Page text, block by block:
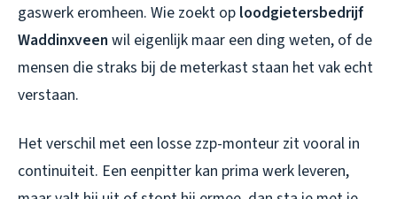
gaswerk eromheen. Wie zoekt op loodgietersbedrijf
Waddinxveen wil eigenlijk maar een ding weten, of de
mensen die straks bij de meterkast staan het vak echt
verstaan.
Het verschil met een losse zzp-monteur zit vooral in
continuiteit. Een eenpitter kan prima werk leveren,